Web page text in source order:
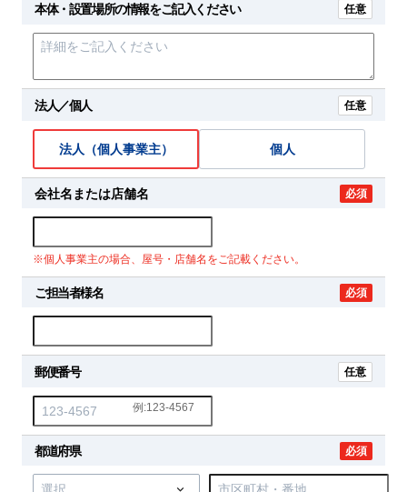
本体・設置場所の情報をご記入ください 任意
法人／個人 任意
法人（個人事業主） 個人
会社名または店舗名 必須
※個人事業主の場合、屋号・店舗名をご記載ください。
ご担当者様名 必須
郵便番号 任意
例:123-4567
都道府県 必須